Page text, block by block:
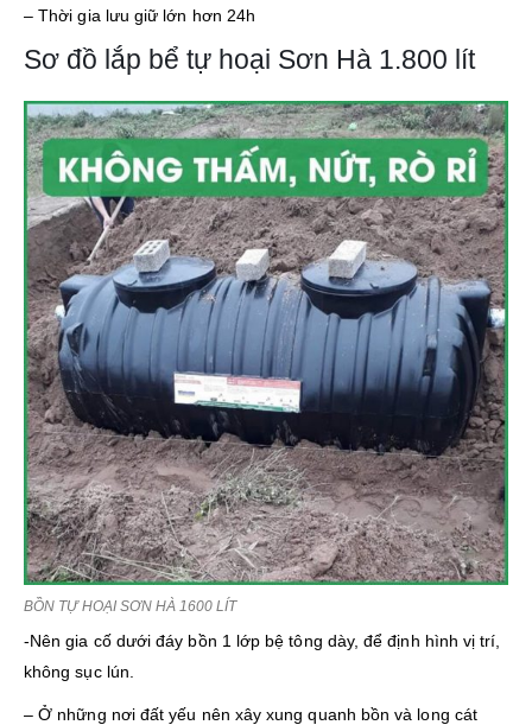
– Thời gia lưu giữ lớn hơn 24h
Sơ đồ lắp bể tự hoại Sơn Hà 1.800 lít
BỒN TỰ HOẠI SƠN HÀ 1600 LÍT
-Nên gia cố dưới đáy bồn 1 lớp bệ tông dày, để định hình vị trí,
không sục lún.
– Ở những nơi đất yếu nên xây xung quanh bồn và long cát